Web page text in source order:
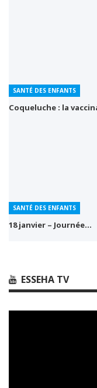
SANTÉ DES ENFANTS
Coqueluche : la
SANTÉ DES ENFANTS
18 janvier – Journée…
ESSEHA TV